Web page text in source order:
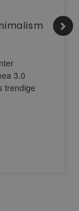
3.0
trendige